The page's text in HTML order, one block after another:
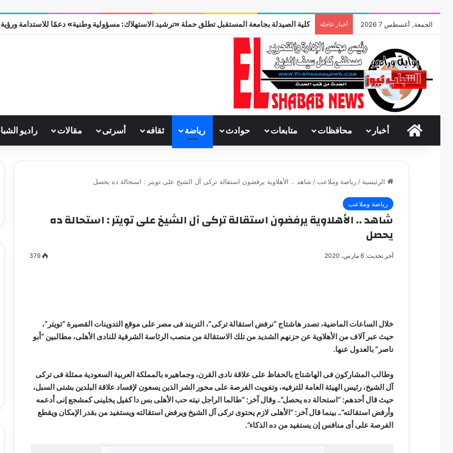
الجمعة, أغسطس 7 2026 أخبار عاجلة كلية الصيدلة بجامعة المستقبل تطلق حملة «ترشيد الاستهلاك: مسؤولية وطنية» دعمًا للاستدامة ورؤية مصر
الرئيسية
أخبار محافظات متابعات حوادث رياضة ثقافه أسرتى مقالات راديو
الرئيسية / رياضة وملاعب / شاهد .. الأهلاوية يرفضون استقالة تركى آل الشيخ على تويتر : استحالة ده يحصل
رياضة وملاعب
شاهد .. الأهلاوية يرفضون استقالة تركى آل الشيخ على تويتر : استحالة ده
يحصل
آخر تحديث: 6 مارس، 2020 379
خلال الساعات الماضية، تصدر هاشتاج “نرفض استقالة تركى”، التريند فى مصر على موقع التدوينات القصيرة “تويتر”،
حيث عبر آلاف من الأهلاوية عن حزنهم الشديد من تلك الاستقالة من منصب الرئاسة الشرفية للنادى الأهلى، مطالبين “أبو
ناصر” بالعدول عنها.
وطالب المشاركون فى الهاشتاج بالحفاظ على علاقة نادى القرن، وجماهيره بالمملكة العربية السعودية ممثلة فى تركى
آل الشيخ، رئيس الهيئة العامة للترفيه، وتفويت الفرصة على محور الشر الذين يسعون لإفساد علاقة البلدين بشتى السبل،
حيث قال أحدهم: “استحالة ده يحصل”.. وقال آخر: “طالما الراجل نيته حب الأهلى بس دا كفيل يخلينى كمشجع إنى أدعمه
وأرفض استقالته”.. بينما قال آخر: “الأهلى لازم يحتوى تركى آل الشيخ ويرفض استقالته ويستفيد من بقدر الإمكان ويقطع
الفرصة على أى منافس إن يستفيد من ده الذكاء”.
….
يكتب
كليوباترا
القرن
21
مصطفى كامل سيف الدين …. يكتب
مايسه عطوه كليوباترا القرن 21
….
يكتب
مصطفى كامل سيف الدين …. يكتب
ميلاد جديد